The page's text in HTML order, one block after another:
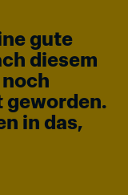
gute
diesem
geworden.
in das,